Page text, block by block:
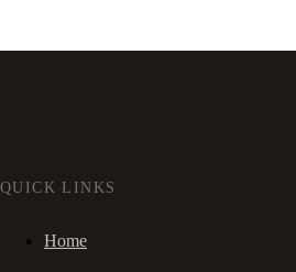
QUICK LINKS
Home